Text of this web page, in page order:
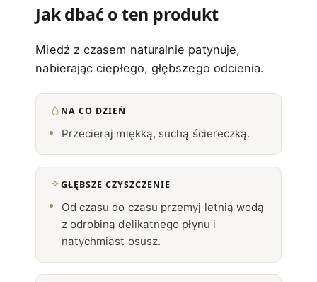
Jak dbać o ten produkt
Miedź z czasem naturalnie patynuje,
nabierając ciepłego, głębszego odcienia.
NA CO DZIEŃ
Przecieraj miękką, suchą ściereczką.
GŁĘBSZE CZYSZCZENIE
Od czasu do czasu przemyj letnią wodą
z odrobiną delikatnego płynu i
natychmiast osusz.